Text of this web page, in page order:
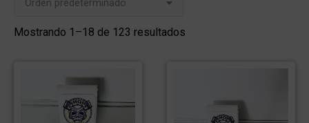
Mostrando 1–18 de 123 resultados